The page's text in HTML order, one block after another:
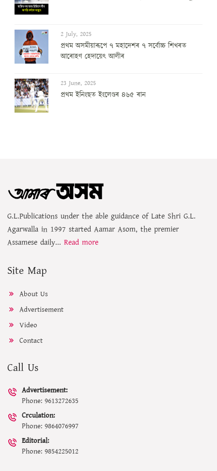
2 July, 2025
প্ৰথম অসমীয়াৰূপে ৭ মহাদেশৰ ৭ সৰ্বোচ্চ শিখৰত
আৰোহণ হেদায়েৎ আলীৰ
23 June, 2025
প্ৰথম ইনিংছত ইংলেণ্ডৰ ৪৬৫ ৰান
G.L.Publications under the able guidance of Late Shri G.L.
Agarwalla in 1997 started Aamar Asom, the premier
Assamese daily... Read more
Site Map
About Us
Advertisement
Video
Contact
Call Us
Advertisement:
Phone: 9613272635
Crculation:
Phone: 9864076997
Editorial:
Phone: 9854225012